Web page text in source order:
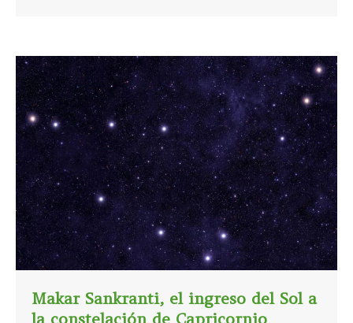
Makar Sankranti, el ingreso del Sol a
la constelación de Capricornio